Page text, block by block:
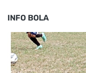
INFO BOLA